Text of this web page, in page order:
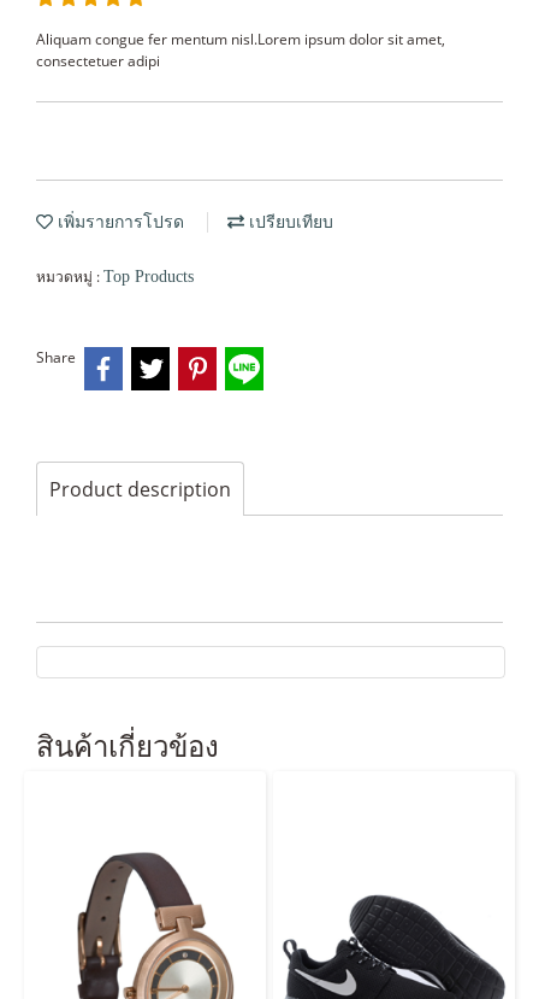
Aliquam congue fer mentum nisl.Lorem ipsum dolor sit amet,
consectetuer adipi
เพิ่มรายการโปรด เปรียบเทียบ
หมวดหมู่ : Top Products
Share
Product description
สินค้าเกี่ยวข้อง